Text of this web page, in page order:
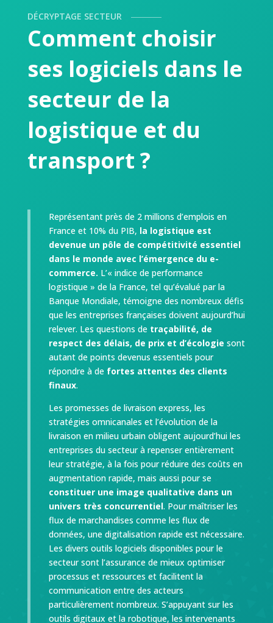
DÉCRYPTAGE SECTEUR
Comment choisir
ses logiciels dans le
secteur de la
logistique et du
transport ?
Représentant près de 2 millions d’emplois en
France et 10% du PIB, la logistique est
devenue un pôle de compétitivité essentiel
dans le monde avec l’émergence du e-
commerce. L’« indice de performance
logistique » de la France, tel qu’évalué par la
Banque Mondiale, témoigne des nombreux défis
que les entreprises françaises doivent aujourd’hui
relever. Les questions de traçabilité, de
respect des délais, de prix et d’écologie sont
autant de points devenus essentiels pour
répondre à de fortes attentes des clients
finaux.
Les promesses de livraison express, les
stratégies omnicanales et l’évolution de la
livraison en milieu urbain obligent aujourd’hui les
entreprises du secteur à repenser entièrement
leur stratégie, à la fois pour réduire des coûts en
augmentation rapide, mais aussi pour se
constituer une image qualitative dans un
univers très concurrentiel. Pour maîtriser les
flux de marchandises comme les flux de
données, une digitalisation rapide est nécessaire.
Les divers outils logiciels disponibles pour le
secteur sont l’assurance de mieux optimiser
processus et ressources et facilitent la
communication entre des acteurs
particulièrement nombreux. S’appuyant sur les
outils digitaux et la robotique, les intervenants